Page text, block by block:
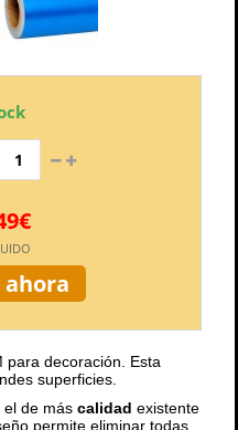
ahora
para decoración. Esta
superficies.
el de más calidad existente
permite eliminar todas